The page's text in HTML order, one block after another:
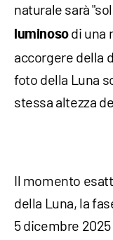
naturale sarà
luminosodi una
accorgere della
foto della Luna
stessa altezza
Il momento
della Luna, la
5 dicembre